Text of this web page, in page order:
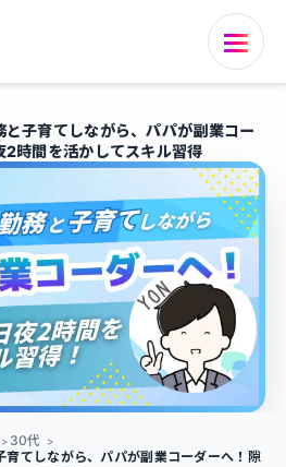
と子育てしながら、パパが副業コー
時間を活かしてスキル習得
30代
育てしながら、パパが副業コーダーへ！隙